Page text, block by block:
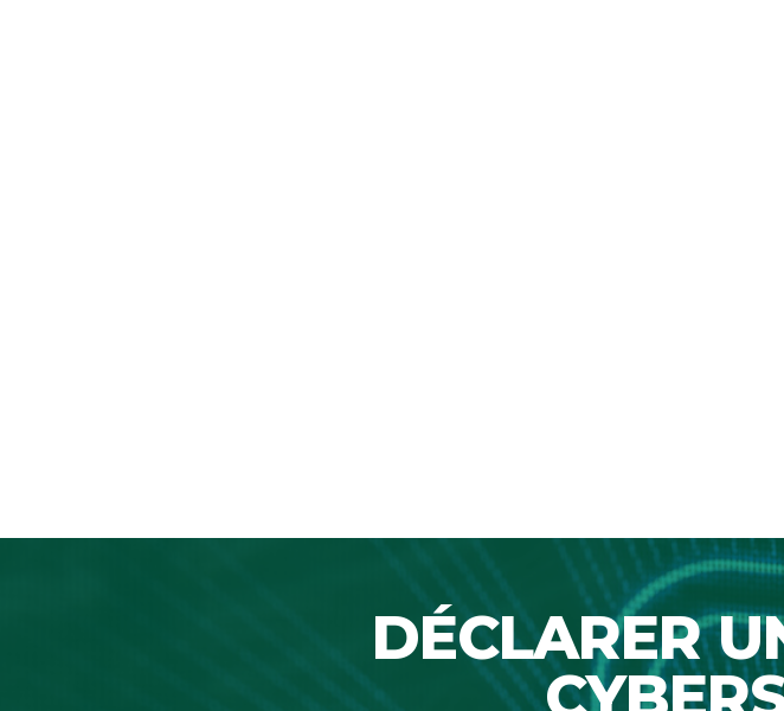
DÉCLARER